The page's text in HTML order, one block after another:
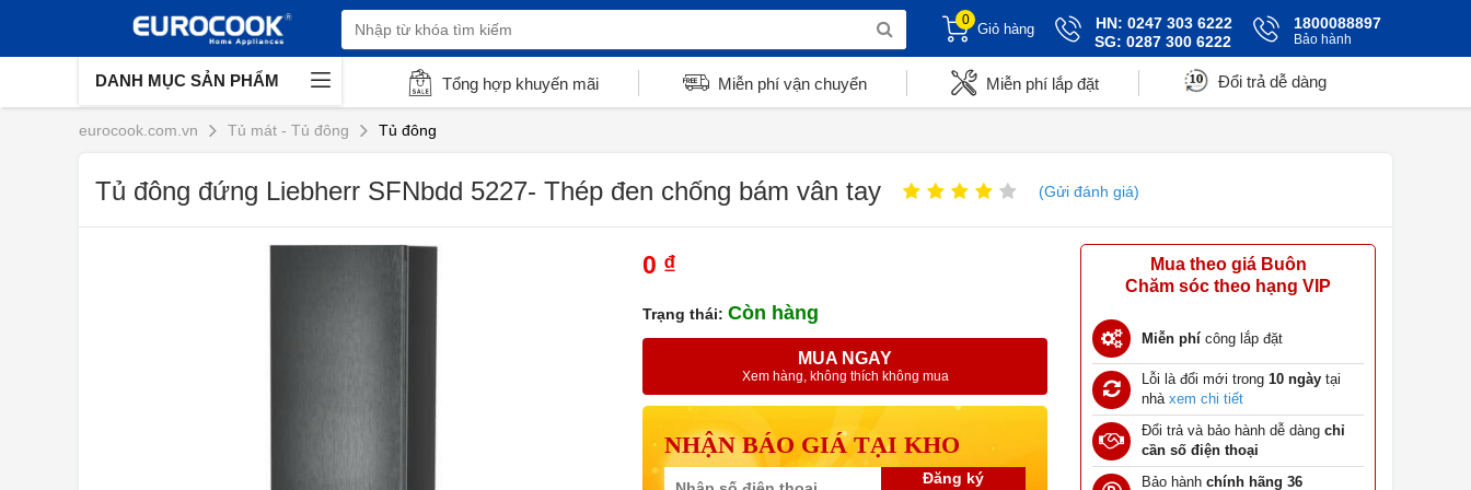
0
Giỏ hàng
HN: 0247 303 6222
SG: 0287 300 6222
1800088897
Bảo hành
DANH MỤC SẢN PHẨM Tổng hợp khuyến mãi Miễn phí vận chuyển Miễn phí lắp đặt Đổi trả dễ dàng
eurocook.com.vn Tủ mát - Tủ đông Tủ đông
Tủ đông đứng Liebherr SFNbdd 5227- Thép đen chống bám vân tay (Gửi đánh giá)
0 ₫
Trạng thái: Còn hàng
MUA NGAY
Xem hàng, không thích không mua
NHẬN BÁO GIÁ TẠI KHO
Đăng ký
Mua theo giá Buôn
Chăm sóc theo hạng VIP
Miễn phí công lắp đặt
Lỗi là đổi mới trong 10 ngày tại
nhà xem chi tiết
Đổi trả và bảo hành dễ dàng chỉ
cần số điện thoại
Bảo hành chính hãng 36